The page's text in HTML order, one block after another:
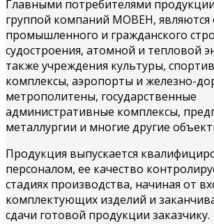
Главными потребителями
группой компаний МОВЕН, являются
промышленного и гражданского
судостроения, атомной и тепловой
также учреждения культуры,
комплексы, аэропорты и железно-
метрополитены, государственные
административные комплексы,
металлургии и многие другие
Продукция выпускается
персоналом, ее качество
стадиях производства, начиная от
комплектующих изделий и
сдачи готовой продукции заказчику.